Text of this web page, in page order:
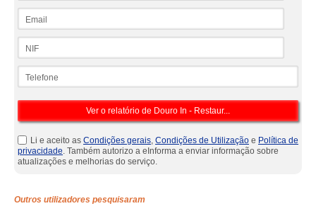
Li e aceito as Condições gerais, Condições de Utilização e Política de
privacidade. Também autorizo a eInforma a enviar informação sobre
atualizações e melhorias do serviço.
Outros utilizadores pesquisaram